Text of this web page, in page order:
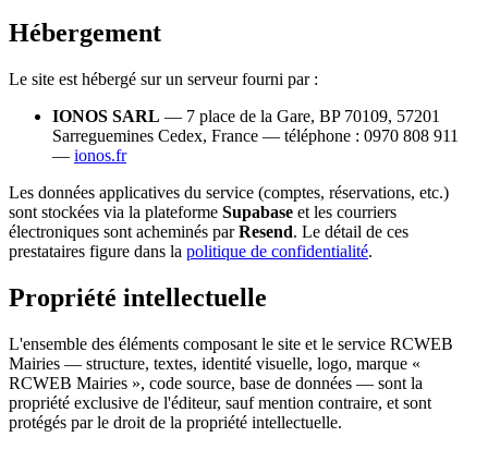
Hébergement
Le site est hébergé sur un serveur fourni par :
IONOS SARL — 7 place de la Gare, BP 70109, 57201
Sarreguemines Cedex, France — téléphone : 0970 808 911
— ionos.fr
Les données applicatives du service (comptes, réservations, etc.)
sont stockées via la plateforme Supabase et les courriers
électroniques sont acheminés parResend. Le détail de ces
prestataires figure dans la politique de confidentialité.
Propriété intellectuelle
L'ensemble des éléments composant le site et le service RCWEB
Mairies — structure, textes, identité visuelle, logo, marque «
RCWEB Mairies », code source, base de données — sont la
propriété exclusive de l'éditeur, sauf mention contraire, et sont
protégés par le droit de la propriété intellectuelle.